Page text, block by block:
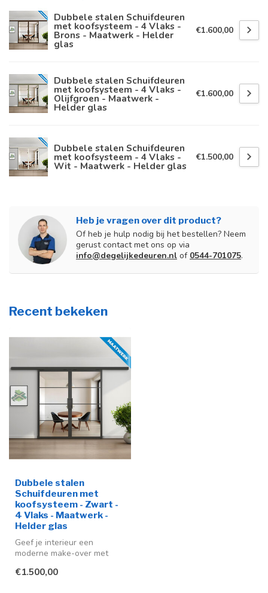
Dubbele stalen Schuifdeuren
met koofsysteem - 4 Vlaks -
Brons - Maatwerk - Helder
glas
€1.600,00
Dubbele stalen Schuifdeuren
met koofsysteem - 4 Vlaks -
Olijfgroen - Maatwerk -
Helder glas
€1.600,00
Dubbele stalen Schuifdeuren
met koofsysteem - 4 Vlaks -
Wit - Maatwerk - Helder glas
€1.500,00
Heb je vragen over dit product?
Of heb je hulp nodig bij het bestellen? Neem
gerust contact met ons op via
info@degelijkedeuren.nl of 0544-701075.
Recent bekeken
Dubbele stalen
Schuifdeuren met
koofsysteem - Zwart -
4 Vlaks - Maatwerk -
Helder glas
Geef je interieur een
moderne make-over met
schuifdeur me...
€1.500,00